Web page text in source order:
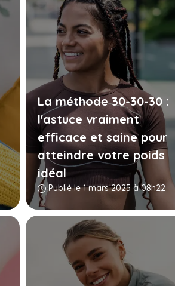
La méthode 30-30-30 :
lʼastuce vraiment
efficace et saine pour
atteindre votre poids
idéal
Publié le 1 mars 2025 à 08h22